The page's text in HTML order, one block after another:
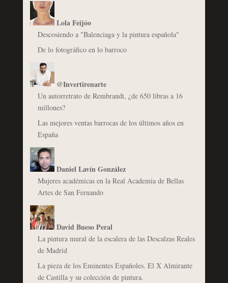
Lola Feijóo
Descosiendo a "Balenciaga y la pintura española"
De lo fotográfico en lo barroco
@Invertirenarte
Un autorretrato de Rembrandt, ¿de 650 libras a 16
millones?
Las mejores ventas barrocas de los últimos años en
España
Daniel Lavín González
Mujeres académicas en la Real Academia de Bellas
Artes de San Fernando
David Bueso Peral
La pintura mural de la escalera de las Descalzas Reales
de Madrid
La pieza de los Eminentes Españoles. El X Almirante
de Castilla y su colección de pintura.